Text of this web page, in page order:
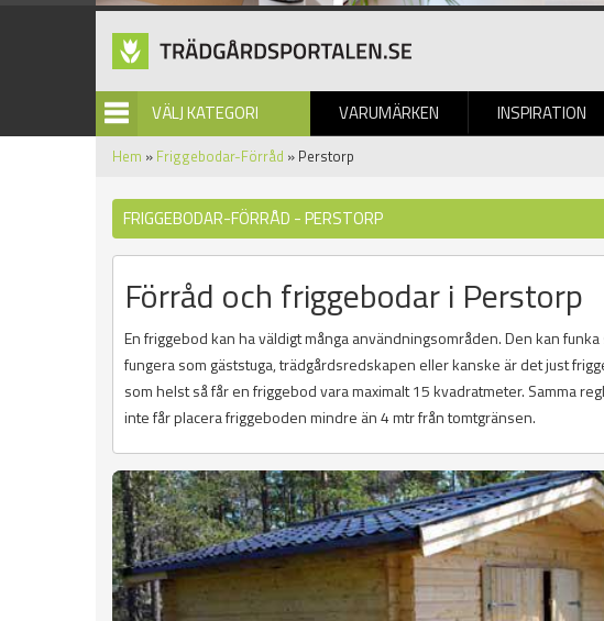
VÄLJ KATEGORI VARUMÄRKEN INSPIRATION
BILDGALLERI
Hem » Friggebodar-Förråd » Perstorp
FRIGGEBODAR-FÖRRÅD - PERSTORP
Förråd och friggebodar i Perstorp
En friggebod kan ha väldigt många användningsområden. Den kan
fungera som gäststuga, trädgårdsredskapen eller kanske är det just
som helst så får en friggebod vara maximalt 15 kvadratmeter. Samma
inte får placera friggeboden mindre än 4 mtr från tomtgränsen.